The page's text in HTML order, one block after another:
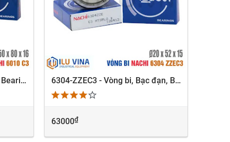
6010-C3 - Vòng bi, Bạc đạn, Bearing Nachi 6010-C3 XEM NHANH 6304-ZZEC3 - Vòng bi, Bạc đạn, Bearing Nachi 6304-ZZEC3
63000₫